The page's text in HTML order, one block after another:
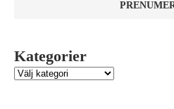
Kategorier